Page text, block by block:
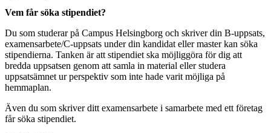
Vem får söka stipendiet?
Du som studerar på Campus Helsingborg och skriver din B-uppsats,
examensarbete/C-uppsats under din kandidat eller master kan söka
stipendierna. Tanken är att stipendiet ska möjliggöra för dig att
bredda uppsatsen genom att samla in material eller studera
uppsatsämnet ur perspektiv som inte hade varit möjliga på
hemmaplan.
Även du som skriver ditt examensarbete i samarbete med ett företag
får söka stipendiet.